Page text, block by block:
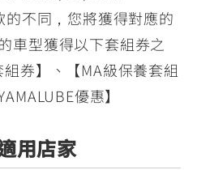
不同，您將獲得對應的
車型獲得以下套組券之
券】、【MA級保養套組
優惠】
用店家